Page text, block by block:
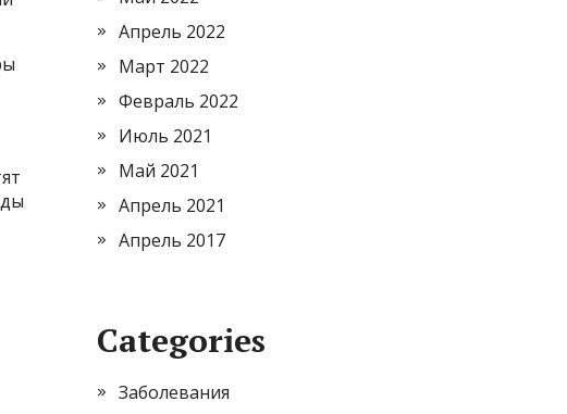
Апрель 2022
Март 2022
Февраль 2022
Июль 2021
Май 2021
Апрель 2021
Апрель 2017
Categories
Заболевания